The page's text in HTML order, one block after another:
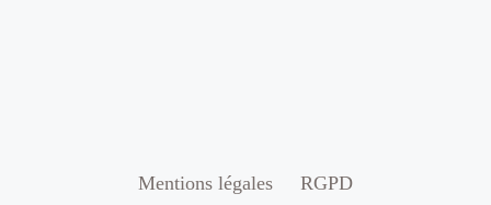
Mentions légales RGPD